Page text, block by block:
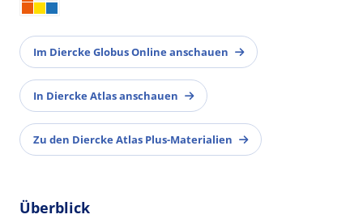
Im Diercke Globus Online anschauen
In Diercke Atlas anschauen
Zu den Diercke Atlas Plus-Materialien
Überblick